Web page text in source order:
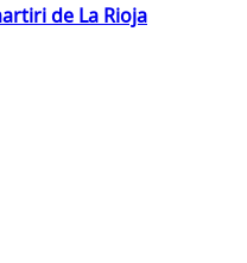
de La Rioja